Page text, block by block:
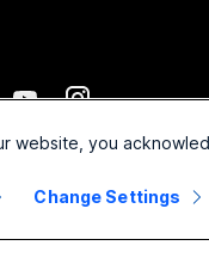
afiliadas. Todos os
website, you
Change Settings